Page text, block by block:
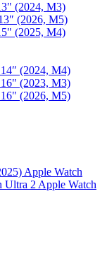
(2024, M3)
(2026, M5)
(2025, M4)
(2024, M4)
(2023, M3)
(2026, M5)
Apple Watch
Ultra 2 Apple Watch